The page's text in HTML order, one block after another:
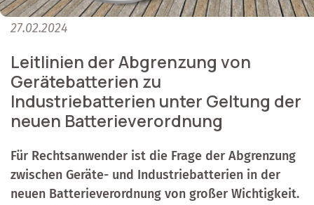
27.02.2024
Leitlinien der Abgrenzung von
Gerätebatterien zu
Industriebatterien unter Geltung der
neuen Batterieverordnung
Für Rechtsanwender ist die Frage der Abgrenzung
zwischen Geräte- und Industriebatterien in der
neuen Batterieverordnung von großer Wichtigkeit.